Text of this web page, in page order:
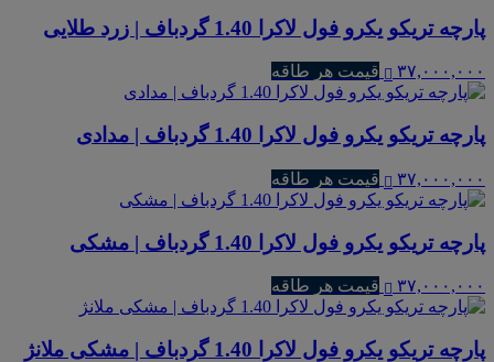
پارچه تریکو یکرو فول لاکرا 1.40 گردباف | زرد طلایی
۳۷,۰۰۰,۰۰۰ قیمت هر طاقه
پارچه تریکو یکرو فول لاکرا 1.40 گردباف | مدادی
۳۷,۰۰۰,۰۰۰ قیمت هر طاقه
پارچه تریکو یکرو فول لاکرا 1.40 گردباف | مشکی
۳۷,۰۰۰,۰۰۰ قیمت هر طاقه
پارچه تریکو یکرو فول لاکرا 1.40 گردباف | مشکی ملانژ